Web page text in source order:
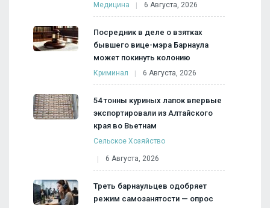
Медицина 6 Августа, 2026
Посредник в деле о взятках
бывшего вице-мэра Барнаула
может покинуть колонию
Криминал 6 Августа, 2026
54 тонны куриных лапок впервые
экспортировали из Алтайского
края во Вьетнам
Сельское Хозяйство
6 Августа, 2026
Треть барнаульцев одобряет
режим самозанятости — опрос